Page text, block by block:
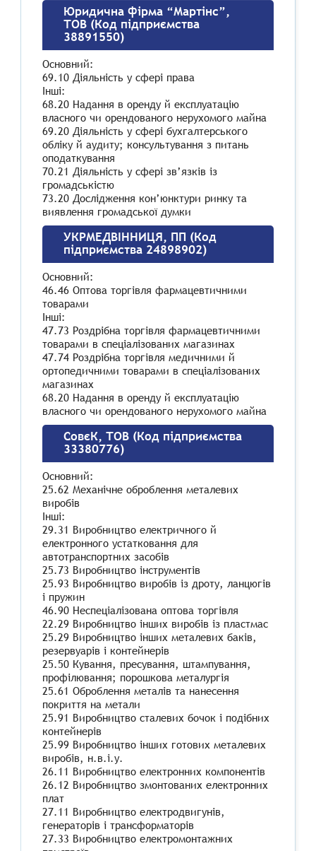
Юридична фірма “Мартінс”,
ТОВ (Код підприємства
38891550)
Основний:
69.10 Діяльність у сфері права
Інші:
68.20 Надання в оренду й експлуатацію
власного чи орендованого нерухомого майна
69.20 Діяльність у сфері бухгалтерського
обліку й аудиту; консультування з питань
оподаткування
70.21 Діяльність у сфері зв’язків із
громадськістю
73.20 Дослідження кон’юнктури ринку та
виявлення громадської думки
УКРМЕДВІННИЦЯ, ПП (Код
підприємства 24898902)
Основний:
46.46 Оптова торгівля фармацевтичними
товарами
Інші:
47.73 Роздрібна торгівля фармацевтичними
товарами в спеціалізованих магазинах
47.74 Роздрібна торгівля медичними й
ортопедичними товарами в спеціалізованих
магазинах
68.20 Надання в оренду й експлуатацію
власного чи орендованого нерухомого майна
СовєК, ТОВ (Код підприємства
33380776)
Основний:
25.62 Механічне оброблення металевих
виробів
Інші:
29.31 Виробництво електричного й
електронного устатковання для
автотранспортних засобів
25.73 Виробництво інструментів
25.93 Виробництво виробів із дроту, ланцюгів
і пружин
46.90 Неспеціалізована оптова торгівля
22.29 Виробництво інших виробів із пластмас
25.29 Виробництво інших металевих баків,
резервуарів і контейнерів
25.50 Кування, пресування, штампування,
профілювання; порошкова металургія
25.61 Оброблення металів та нанесення
покриття на метали
25.91 Виробництво сталевих бочок і подібних
контейнерів
25.99 Виробництво інших готових металевих
виробів, н.в.і.у.
26.11 Виробництво електронних компонентів
26.12 Виробництво змонтованих електронних
плат
27.11 Виробництво електродвигунів,
генераторів і трансформаторів
27.33 Виробництво електромонтажних